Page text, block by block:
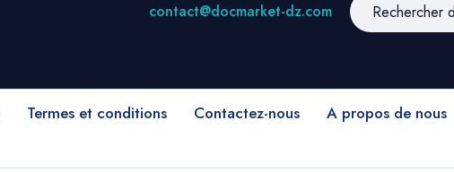
contact@docmarket-dz.com
Termes et conditions Contactez-nous
A propos de nous